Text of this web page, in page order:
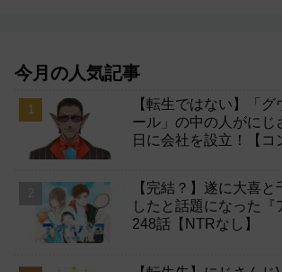
今月の人気記事
【転生ではない】「
ール」の中の人がにじ
日に会社を設立！【コ
【完結？】遂に大喜
したと話題になった『
248話【NTRなし】